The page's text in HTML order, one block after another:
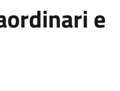
e